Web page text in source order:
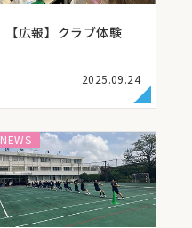
【広報】クラブ体験
2025.09.24
NEWS